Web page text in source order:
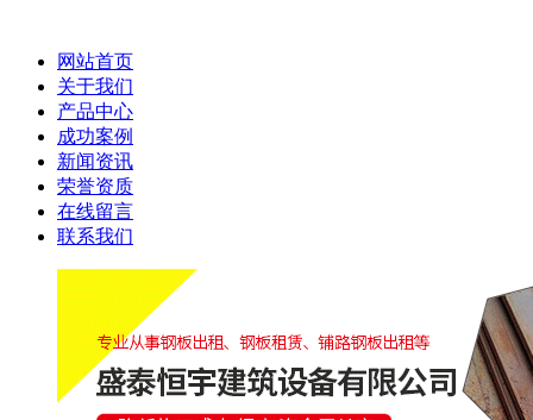
网站首页
关于我们
产品中心
成功案例
新闻资讯
荣誉资质
在线留言
联系我们